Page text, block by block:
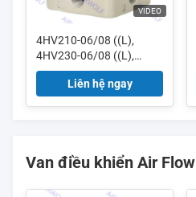
VIDEO
4HV210-06/08 ((L),
4HV230-06/08 ((L),
4HV310-08/10/15 ((L)
AIRTAC 4HV Series 4/2
Liên hệ ngay
Van điều khiển Air Flow